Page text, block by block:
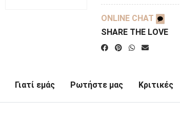
ONLINE CHAT
SHARE THE LOVE
Γιατί εμάς Ρωτήστε μας Κριτικές